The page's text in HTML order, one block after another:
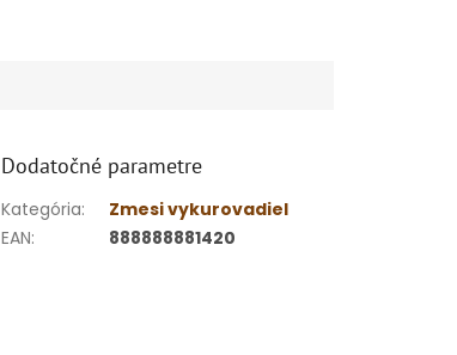
Dodatočné parametre
Kategória:
Zmesi vykurovadiel
EAN: 888888881420